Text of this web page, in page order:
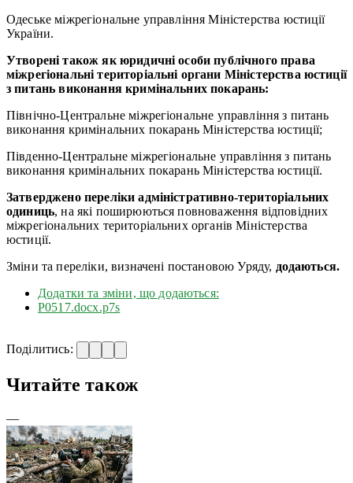
Одеське міжрегіональне управління Міністерства юстиції
України.
Утворені також як юридичні особи публічного права
міжрегіональні територіальні органи Міністерства юстиції
з питань виконання кримінальних покарань:
Північно-Центральне міжрегіональне управління з питань
виконання кримінальних покарань Міністерства юстиції;
Південно-Центральне міжрегіональне управління з питань
виконання кримінальних покарань Міністерства юстиції.
Затверджено переліки адміністративно-територіальних
одиниць, на які поширюються повноваження відповідних
міжрегіональних територіальних органів Міністерства
юстиції.
Зміни та переліки, визначені постановою Уряду, додаються.
Додатки та зміни, що додаються:
Р0517.docx.p7s
Поділитись:
Читайте також
—